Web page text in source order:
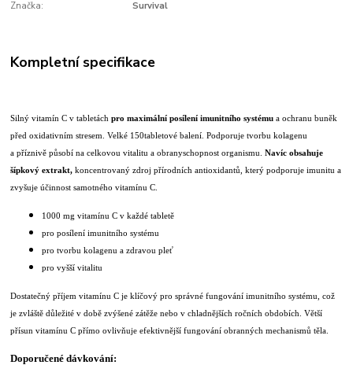
Značka:
Survival
Kompletní specifikace
Silný vitamín C v tabletáchpro maximální posílení imunitního systému a ochranu buněk
před oxidativním stresem. Velké 150tabletové balení. Podporuje tvorbu kolagenu
a příznivě působí na celkovou vitalitu a obranyschopnost organismu.Navíc obsahuje
šípkový extrakt, koncentrovaný zdroj přírodních antioxidantů, který podporuje imunitu a
zvyšuje účinnost samotného vitamínu C.
1000 mg vitamínu C v každé tabletě
pro posílení imunitního systému
pro tvorbu kolagenu a zdravou pleť
pro vyšší vitalitu
Dostatečný příjem vitamínu C je klíčový pro správné fungování imunitního systému, což
je zvláště důležité v době zvýšené zátěže nebo v chladnějších ročních obdobích. Větší
přísun vitamínu C přímo ovlivňuje efektivnější fungování obranných mechanismů těla.
Doporučené dávkování: